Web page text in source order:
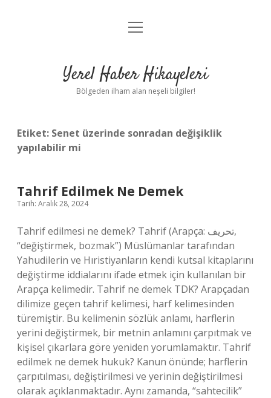
Anasayfa
Yasal Uyarı
menüyü
Yerel Haber Hikayeleri
Bölgeden ilham alan neşeli bilgiler!
Etiket: Senet üzerinde sonradan değişiklik
yapılabilir mi
Tahrif Edilmek Ne Demek
Tarih: Aralık 28, 2024
Tahrif edilmesi ne demek? Tahrif (Arapça: تحريف‎,
“değiştirmek, bozmak”) Müslümanlar tarafından
Yahudilerin ve Hıristiyanların kendi kutsal kitaplarını
değiştirme iddialarını ifade etmek için kullanılan bir
Arapça kelimedir. Tahrif ne demek TDK? Arapçadan
dilimize geçen tahrif kelimesi, harf kelimesinden
türemiştir. Bu kelimenin sözlük anlamı, harflerin
yerini değiştirmek, bir metnin anlamını çarpıtmak ve
kişisel çıkarlara göre yeniden yorumlamaktır. Tahrif
edilmek ne demek hukuk? Kanun önünde; harflerin
çarpıtılması, değiştirilmesi ve yerinin değiştirilmesi
olarak açıklanmaktadır. Aynı zamanda, “sahtecilik”